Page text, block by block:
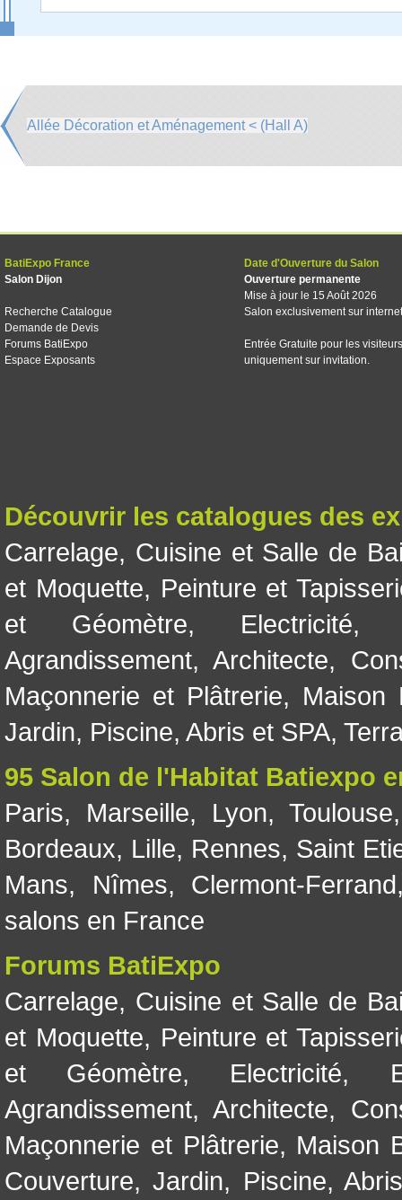
Allée Décoration et Aménagement < (Hall A)
BatiExpo France
Salon Dijon
Recherche Catalogue
Demande de Devis
Forums BatiExpo
Espace Exposants
Date d'Ouverture du Salon
Ouverture permanente
Mise à jour le 15 Août 2026
Salon exclusivement sur internet
Entrée Gratuite pour les visiteurs
uniquement sur invitation.
Découvrir les catalogues des
Carrelage, Cuisine et Salle de
et Moquette, Peinture et
et Géomètre, Electricité
Agrandissement, Architecte,
Maçonnerie et Plâtrerie, Maison
Jardin, Piscine, Abris et SPA,
95 Salon de l'Habitat Batiexpo
Paris, Marseille, Lyon, Toulouse
Bordeaux, Lille, Rennes, Saint
Mans, Nîmes, Clermont-Ferrand
salons en France
Forums BatiExpo
Carrelage, Cuisine et Salle de
et Moquette, Peinture et
et Géomètre, Electricité,
Agrandissement, Architecte,
Maçonnerie et Plâtrerie, Maison
Couverture,Jardin, Piscine,